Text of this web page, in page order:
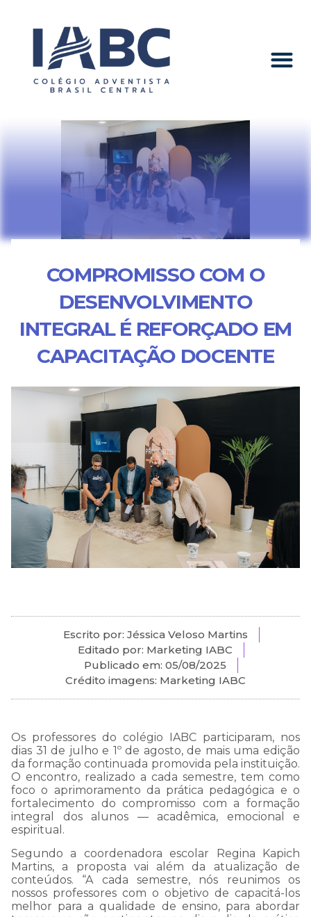
COMPROMISSO COM O
DESENVOLVIMENTO
INTEGRAL É REFORÇADO EM
CAPACITAÇÃO DOCENTE
Escrito por: Jéssica Veloso Martins
Editado por: Marketing IABC
Publicado em: 05/08/2025
Crédito imagens: Marketing IABC
Os professores do colégio IABC participaram, nos
dias 31 de julho e 1º de agosto, de mais uma edição
da formação continuada promovida pela instituição.
O encontro, realizado a cada semestre, tem como
foco o aprimoramento da prática pedagógica e o
fortalecimento do compromisso com a formação
integral dos alunos — acadêmica, emocional e
espiritual.
Segundo a coordenadora escolar Regina Kapich
Martins, a proposta vai além da atualização de
conteúdos. “A cada semestre, nós reunimos os
nossos professores com o objetivo de capacitá-los
melhor para a qualidade de ensino, para abordar